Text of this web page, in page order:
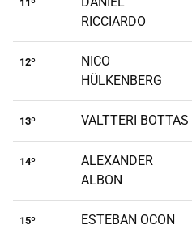
11º
RICCIARDO
12º
NICO
HÜLKENBERG
13º VALTTERI BOTTAS
14º
ALEXANDER
ALBON
15º ESTEBAN OCON